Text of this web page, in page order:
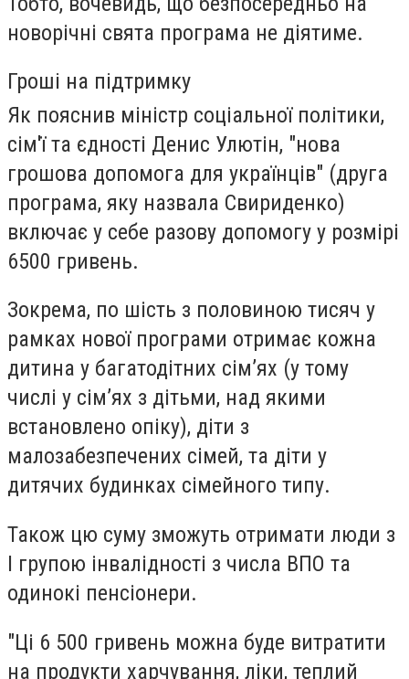
новорічні свята програма не діятиме.
Гроші на підтримку
Як пояснив міністр соціальної політики,
сім'ї та єдності Денис Улютін, "нова
грошова допомога для українців" (друга
програма, яку назвала Свириденко)
включає у себе разову допомогу у розмірі
6500 гривень.
Зокрема, по шість з половиною тисяч у
рамках нової програми отримає кожна
дитина у багатодітних сім’ях (у тому
числі у сім’ях з дітьми, над якими
встановлено опіку), діти з
малозабезпечених сімей, та діти у
дитячих будинках сімейного типу.
Також цю суму зможуть отримати люди з
I групою інвалідності з числа ВПО та
одинокі пенсіонери.
"Ці 6 500 гривень можна буде витратити
на продукти харчування, ліки, теплий